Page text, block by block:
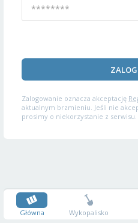
Zalogowanie oznacza akceptację
aktualnym brzmieniu. Jeśli nie
prosimy o niekorzystanie z serwisu.
Główna Wykopalisko